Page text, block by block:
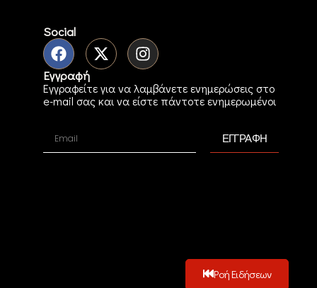
Social
Εγγραφή
Εγγραφείτε για να λαμβάνετε ενημερώσεις στο
e-mail σας και να είστε πάντοτε ενημερωμένοι
ΕΓΓΡΑΦΗ
Ροή Ειδήσεων